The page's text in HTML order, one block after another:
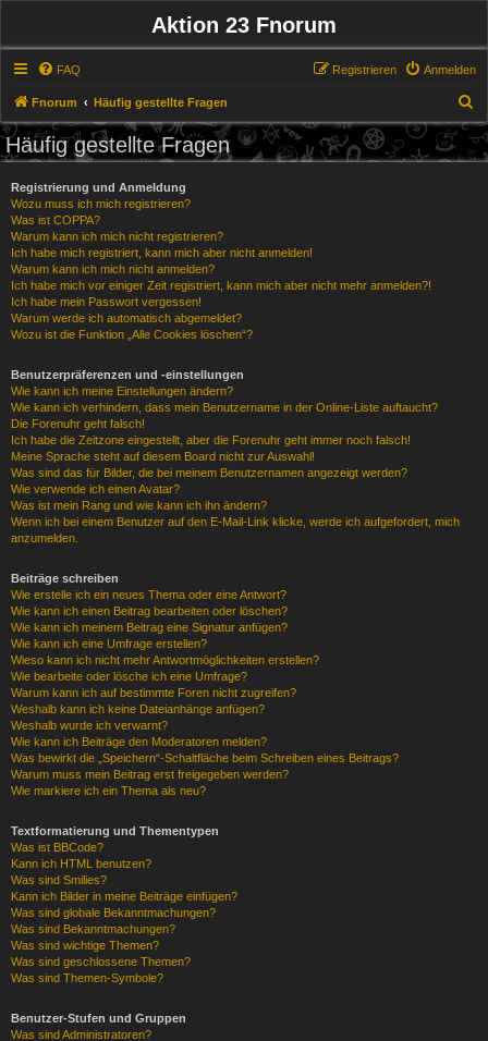
Aktion 23 Fnorum
FAQ Anmelden
Registrieren
Fnorum Häufig gestellte Fragen
u
Häufig gestellte Fragen
Registrierung und Anmeldung
Wozu muss ich mich registrieren?
Was ist COPPA?
Warum kann ich mich nicht registrieren?
Ich habe mich registriert, kann mich aber nicht anmelden!
Warum kann ich mich nicht anmelden?
Ich habe mich vor einiger Zeit registriert, kann mich aber nicht mehr anmelden?!
Ich habe mein Passwort vergessen!
Warum werde ich automatisch abgemeldet?
Wozu ist die Funktion „Alle Cookies löschen“?
Benutzerpräferenzen und -einstellungen
Wie kann ich meine Einstellungen ändern?
Wie kann ich verhindern, dass mein Benutzername in der Online-Liste auftaucht?
Die Forenuhr geht falsch!
Ich habe die Zeitzone eingestellt, aber die Forenuhr geht immer noch falsch!
Meine Sprache steht auf diesem Board nicht zur Auswahl!
Was sind das für Bilder, die bei meinem Benutzernamen angezeigt werden?
Wie verwende ich einen Avatar?
Was ist mein Rang und wie kann ich ihn ändern?
Wenn ich bei einem Benutzer auf den E-Mail-Link klicke, werde ich aufgefordert, mich
anzumelden.
Beiträge schreiben
Wie erstelle ich ein neues Thema oder eine Antwort?
Wie kann ich einen Beitrag bearbeiten oder löschen?
Wie kann ich meinem Beitrag eine Signatur anfügen?
Wie kann ich eine Umfrage erstellen?
Wieso kann ich nicht mehr Antwortmöglichkeiten erstellen?
Wie bearbeite oder lösche ich eine Umfrage?
Warum kann ich auf bestimmte Foren nicht zugreifen?
Weshalb kann ich keine Dateianhänge anfügen?
Weshalb wurde ich verwarnt?
Wie kann ich Beiträge den Moderatoren melden?
Was bewirkt die „Speichern“-Schaltfläche beim Schreiben eines Beitrags?
Warum muss mein Beitrag erst freigegeben werden?
Wie markiere ich ein Thema als neu?
Textformatierung und Thementypen
Was ist BBCode?
Kann ich HTML benutzen?
Was sind Smilies?
Kann ich Bilder in meine Beiträge einfügen?
Was sind globale Bekanntmachungen?
Was sind Bekanntmachungen?
Was sind wichtige Themen?
Was sind geschlossene Themen?
Was sind Themen-Symbole?
Benutzer-Stufen und Gruppen
Was sind Administratoren?